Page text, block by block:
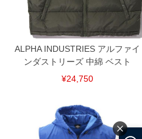
ALPHA INDUSTRIES アルファイ
ンダストリーズ 中綿 ベスト
¥24,750